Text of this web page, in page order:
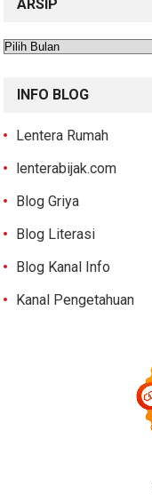
ARSIP
Arsip
INFO BLOG
Lentera Rumah
lenterabijak.com
Blog Griya
Blog Literasi
Blog Kanal Info
Kanal Pengetahuan